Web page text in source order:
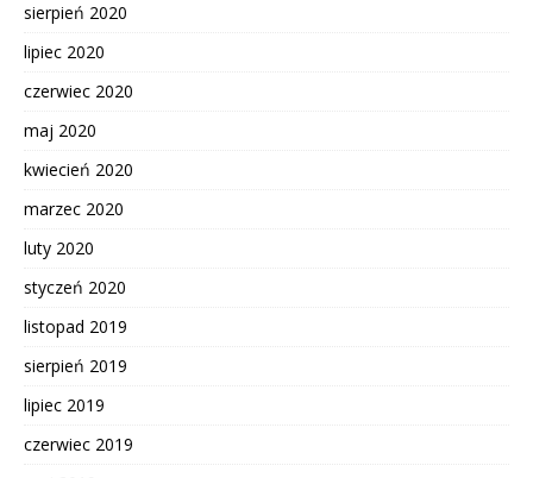
sierpień 2020
lipiec 2020
czerwiec 2020
maj 2020
kwiecień 2020
marzec 2020
luty 2020
styczeń 2020
listopad 2019
sierpień 2019
lipiec 2019
czerwiec 2019